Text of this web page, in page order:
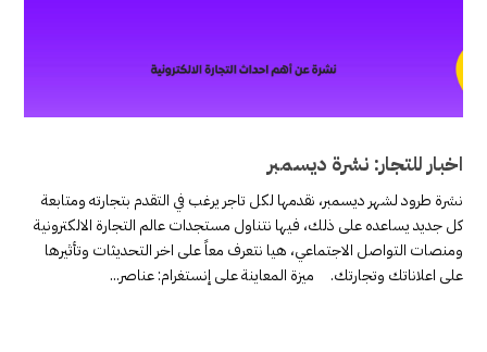
اخبار للتجار: نشرة ديسمبر
نشرة طرود لشهر ديسمبر، نقدمها لكل تاجر يرغب في التقدم بتجارته ومتابعة
كل جديد يساعده على ذلك، فيها نتناول مستجدات عالم التجارة الالكترونية
ومنصات التواصل الاجتماعي، هيا نتعرف معاً على اخر التحديثات وتأثيرها
على اعلاناتك وتجارتك. ميزة المعاينة على إنستغرام: عناصر...